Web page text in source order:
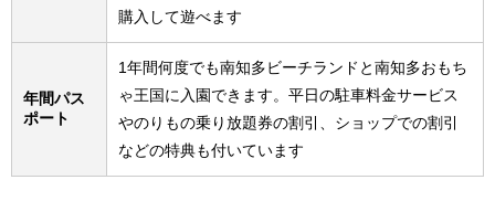
購入して遊べます
年間パス
ポート
1年間何度でも南知多ビーチランドと南知多おもち
ゃ王国に入園できます。平日の駐車料金サービス
やのりもの乗り放題券の割引、ショップでの割引
などの特典も付いています